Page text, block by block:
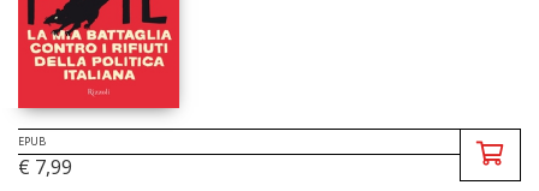
EPUB
€ 7,99